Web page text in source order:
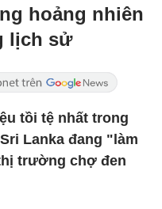
hoảng nhiên
lịch sử
tồi tệ nhất trong
Lanka đang "làm
trường chợ đen